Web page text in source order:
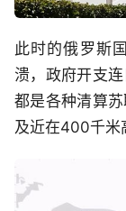
此时的俄罗斯
溃，政府开支
都是各种清算
及近在400千米